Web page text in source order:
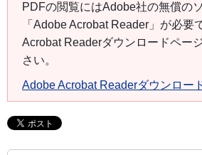
PDFの閲覧にはAdobe社の無償の
「Adobe Acrobat Reader」が必要
Acrobat Readerダウンロードペー
さい。
Adobe Acrobat Readerダウンロー